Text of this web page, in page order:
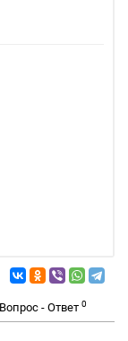
Вопрос - Ответ 0